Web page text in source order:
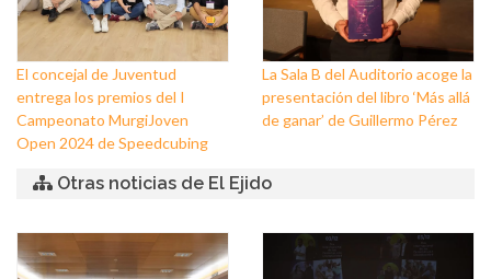
El concejal de Juventud
entrega los premios del I
Campeonato MurgiJoven
Open 2024 de Speedcubing
La Sala B del Auditorio acoge la
presentación del libro ‘Más allá
de ganar’ de Guillermo Pérez
Otras noticias de El Ejido